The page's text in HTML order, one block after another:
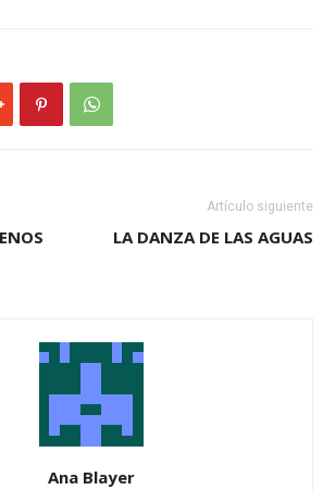
Artículo siguiente
LA DANZA DE LAS AGUAS
Ana Blayer